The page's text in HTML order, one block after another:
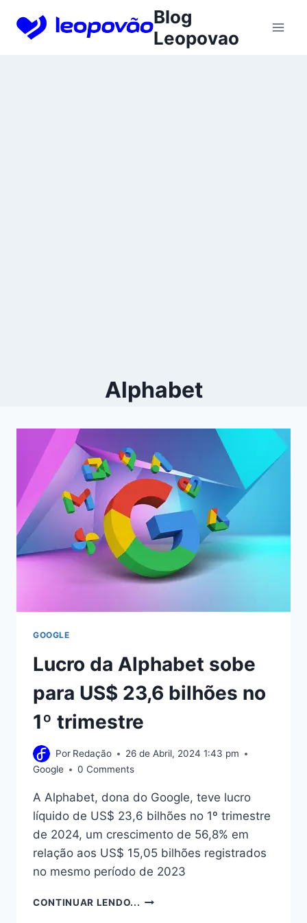
Blog
Leopovao
Alphabet
GOOGLE
Lucro da Alphabet sobe
para US$ 23,6 bilhões no
1º trimestre
Por Redação
26 de Abril, 2024 1:43 pm
Google
0 Comments
A Alphabet, dona do Google, teve lucro
líquido de US$ 23,6 bilhões no 1º trimestre
de 2024, um crescimento de 56,8% em
relação aos US$ 15,05 bilhões registrados
no mesmo período de 2023
CONTINUAR LENDO... LUCRO